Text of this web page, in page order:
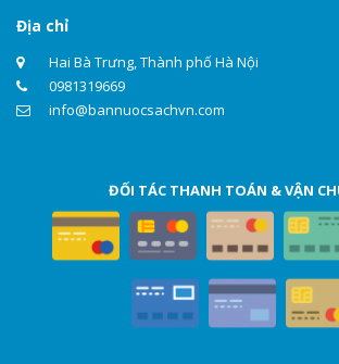
Địa chỉ
Hai Bà Trưng, Thành phố Hà Nội
0981319669
info@bannuocsachvn.com
ĐỐI TÁC THANH TOÁN & VẬN